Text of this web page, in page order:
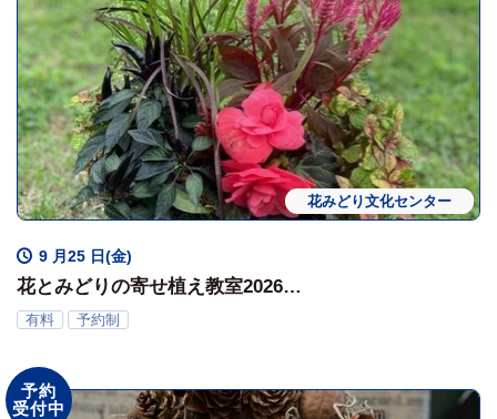
体験会
ワークショップ
花みどり文化センター
9 月25 日(金)
花とみどりの寄せ植え教室2026
「秋の寄せ植え」
有料 予約制
予約
受付中